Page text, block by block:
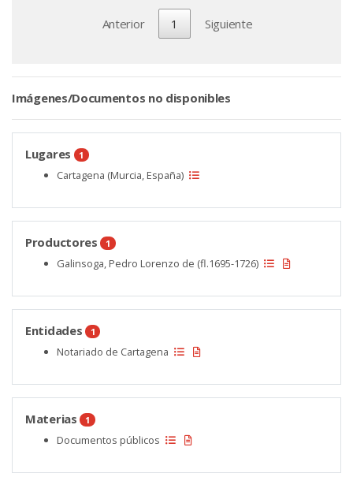
Anterior 1 Siguiente
Imágenes/Documentos no disponibles
Lugares 1
Cartagena (Murcia, España)
Productores 1
Galinsoga, Pedro Lorenzo de (fl.1695-1726)
Entidades 1
Notariado de Cartagena
Materias 1
Documentos públicos